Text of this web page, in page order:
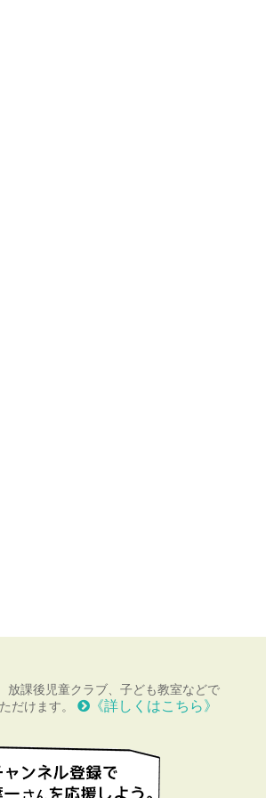
放課後児童クラブ、子ども教室などで
だけます。
《詳しくはこちら》